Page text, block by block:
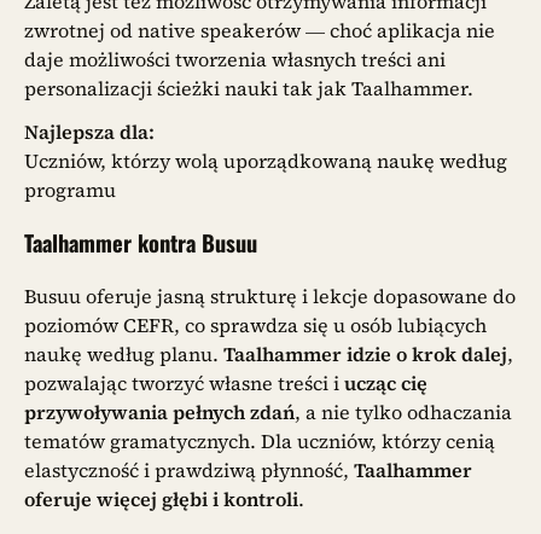
zwrotnej od native speakerów — choć aplikacja nie
daje możliwości tworzenia własnych treści ani
personalizacji ścieżki nauki tak jak Taalhammer.
Najlepsza dla:
Uczniów, którzy wolą uporządkowaną naukę według
programu
Taalhammer kontra Busuu
Busuu oferuje jasną strukturę i lekcje dopasowane do
poziomów CEFR, co sprawdza się u osób lubiących
naukę według planu. Taalhammer idzie o krok dalej,
pozwalając tworzyć własne treści iucząc cię
przywoływania pełnych zdań, a nie tylko odhaczania
tematów gramatycznych. Dla uczniów, którzy cenią
elastyczność i prawdziwą płynność, Taalhammer
oferuje więcej głębi i kontroli.